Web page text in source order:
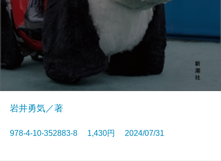
岩井勇気／著
978-4-10-352883-8 1,430円 2024/07/31